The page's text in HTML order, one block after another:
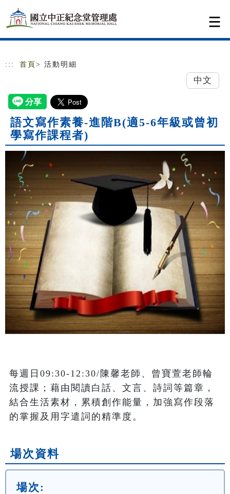
跳到主要內容
網站導覽
::: 首頁 > 活動明細
中文
語文寫作素養-進階B(適5-6年級或曾初
學寫作課程者)
每週日09:30-12:30/陳馨老師、曾寶萱老師輪
流授課；藉由閱讀白話、文言、詩詞等篇章，
結合生活素材，累積創作能量，加強寫作段落
的掌握及用字遣詞的精準度。
場次資料
場次: